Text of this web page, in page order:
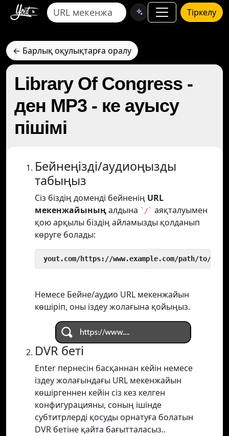
Тіркелу
← Барлық оқулықтарға оралу
Library Of Congress -
ден MP3 - ке ауысу
пішімі
Бейнеңізді/аудиоңызды
табыңыз
Сіз біздің доменді бейненің URL
мекенжайыныңалдына `/` аяқталуымен
қою арқылы біздің айламызды қолданып
көруге болады:
yout.com/https://www.example.com/path/to/
Немесе Бейне/аудио URL мекенжайын
көшіріп, оны іздеу жолағына қойыңыз.
DVR беті
Enter пернесін басқаннан кейін немесе
іздеу жолағындағы URL мекенжайын
көшіргеннен кейін сіз кез келген
конфигурацияны, соның ішінде
субтитрлерді қосуды орнатуға болатын
DVR бетіне қайта бағытталасыз..